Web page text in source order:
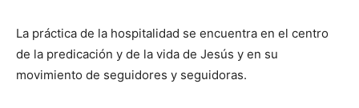
La práctica de la hospitalidad se encuentra en el centro
de la predicación y de la vida de Jesús y en su
movimiento de seguidores y seguidoras.